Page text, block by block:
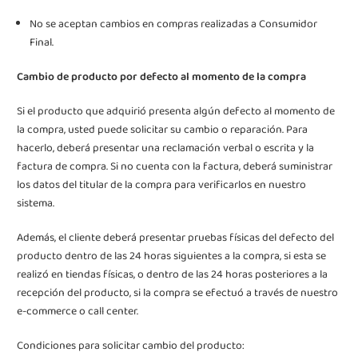
No se aceptan cambios en compras realizadas a Consumidor
Final.
Cambio de producto por defecto al momento de la compra
Si el producto que adquirió presenta algún defecto al momento de
la compra, usted puede solicitar su cambio o reparación. Para
hacerlo, deberá presentar una reclamación verbal o escrita y la
factura de compra. Si no cuenta con la factura, deberá suministrar
los datos del titular de la compra para verificarlos en nuestro
sistema.
Además, el cliente deberá presentar pruebas físicas del defecto del
producto dentro de las 24 horas siguientes a la compra, si esta se
realizó en tiendas físicas, o dentro de las 24 horas posteriores a la
recepción del producto, si la compra se efectuó a través de nuestro
e-commerce o call center.
Condiciones para solicitar cambio del producto: